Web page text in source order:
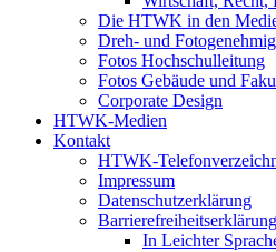
Die HTWK in den
Dreh- und
Fotos Hochschulleitung
Fotos Gebäude und
Corporate Design
HTWK-Medien
Kontakt
HTWK-
Impressum
Datenschutzerklärung
Barrierefreiheitserklärung
In Leichter